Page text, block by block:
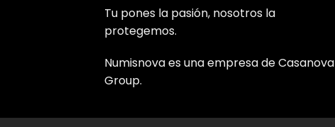
Tu pones la pasión, nosotros la
protegemos.
Numisnova es una empresa de Casanova
Group.